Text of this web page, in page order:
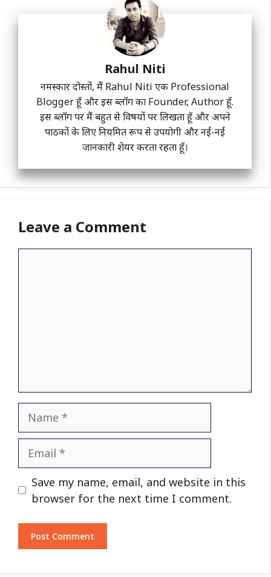
Rahul Niti
नमस्कार दोस्तों, मैं Rahul Niti एक Professional
Blogger हूँ और इस ब्लॉग का Founder, Author हूँ.
इस ब्लॉग पर मैं बहुत से विषयों पर लिखता हूँ और अपने
पाठकों के लिए नियमित रूप से उपयोगी और नईं-नईं
जानकारी शेयर करता रहता हूँ।
Leave a Comment
Name
Email
Website
Save my name, email, and website in this
browser for the next time I comment.